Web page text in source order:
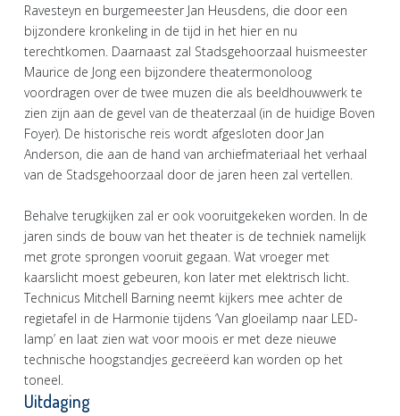
Ravesteyn en burgemeester Jan Heusdens, die door een
bijzondere kronkeling in de tijd in het hier en nu
terechtkomen. Daarnaast zal Stadsgehoorzaal huismeester
Maurice de Jong een bijzondere theatermonoloog
voordragen over de twee muzen die als beeldhouwwerk te
zien zijn aan de gevel van de theaterzaal (in de huidige Boven
Foyer). De historische reis wordt afgesloten door Jan
Anderson, die aan de hand van archiefmateriaal het verhaal
van de Stadsgehoorzaal door de jaren heen zal vertellen.
Behalve terugkijken zal er ook vooruitgekeken worden. In de
jaren sinds de bouw van het theater is de techniek namelijk
met grote sprongen vooruit gegaan. Wat vroeger met
kaarslicht moest gebeuren, kon later met elektrisch licht.
Technicus Mitchell Barning neemt kijkers mee achter de
regietafel in de Harmonie tijdens ‘Van gloeilamp naar LED-
lamp’ en laat zien wat voor moois er met deze nieuwe
technische hoogstandjes gecreëerd kan worden op het
toneel.
Uitdaging